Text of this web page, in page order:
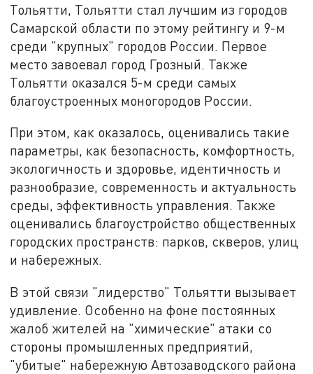
Тольятти, Тольятти стал лучшим из городов
Самарской области по этому рейтингу и 9-м
среди "крупных" городов России. Первое
место завоевал город Грозный. Также
Тольятти оказался 5-м среди самых
благоустроенных моногородов России.
При этом, как оказалось, оценивались такие
параметры, как безопасность, комфортность,
экологичность и здоровье, идентичность и
разнообразие, современность и актуальность
среды, эффективность управления. Также
оценивались благоустройство общественных
городских пространств: парков, скверов, улиц
и набережных.
В этой связи "лидерство" Тольятти вызывает
удивление. Особенно на фоне постоянных
жалоб жителей на "химические" атаки со
стороны промышленных предприятий,
"убитые" набережную Автозаводского района